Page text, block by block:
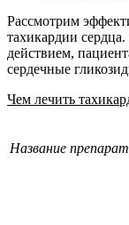
Рассмотрим
тахикардии
действием,
сердечные
Чем лечить
Название